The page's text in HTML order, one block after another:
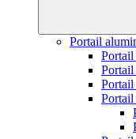
Portail
Portail
Portail